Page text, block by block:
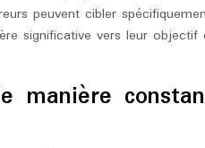
peuvent cibler
significative vers leur
manière